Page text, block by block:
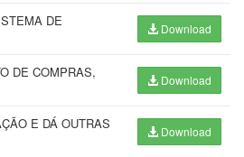
DE
Download
DE COMPRAS,
Download
E DÁ OUTRAS
Download